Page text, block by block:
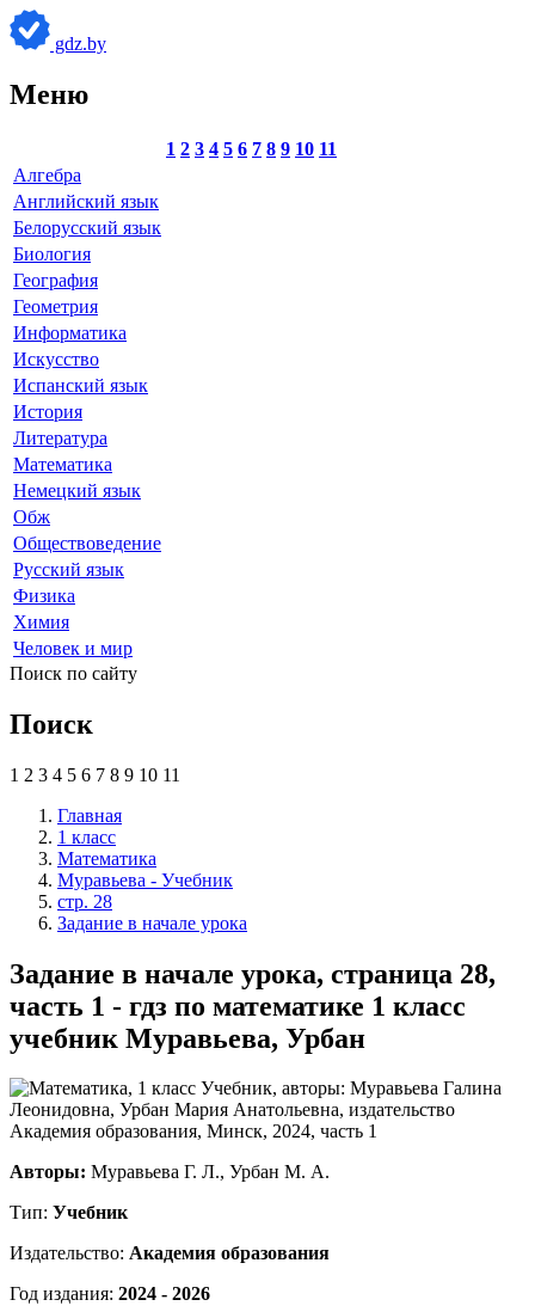
gdz.by
Меню
1 2 3 4 5 6 7 8 9 10 11
Алгебра
Английский язык
Белорусский язык
Биология
География
Геометрия
Информатика
Искусство
Испанский язык
История
Литература
Математика
Немецкий язык
Обж
Обществоведение
Русский язык
Физика
Химия
Человек и мир
Поиск по сайту
Поиск
1 2 3 4 5 6 7 8 9 10 11
Главная
1 класс
Математика
Муравьева - Учебник
стр. 28
Задание в начале урока
Задание в начале урока, страница 28,
часть 1 - гдз по математике 1 класс
учебник Муравьева, Урбан
Авторы: Муравьева Г. Л., Урбан М. А.
Тип: Учебник
Издательство: Академия образования
Год издания: 2024 - 2026